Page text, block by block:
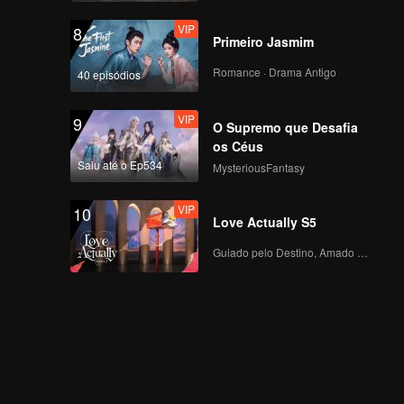
圆，但它是存在的｜十
三邀之罗翔_13
8
40 episódios
VIP
Primeiro Jasmim
Romance · Drama Antigo
9
Saiu até o Ep534
VIP
O Supremo que Desafia
os Céus
MysteriousFantasy
10 VIP
Love Actually S5